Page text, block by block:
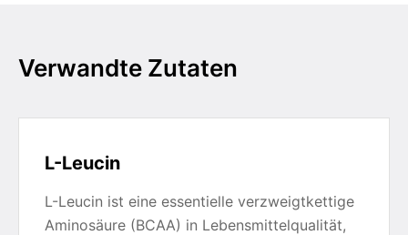
Verwandte Zutaten
L-Leucin
L-Leucin ist eine essentielle verzweigtkettige
Aminosäure (BCAA) in Lebensmittelqualität,